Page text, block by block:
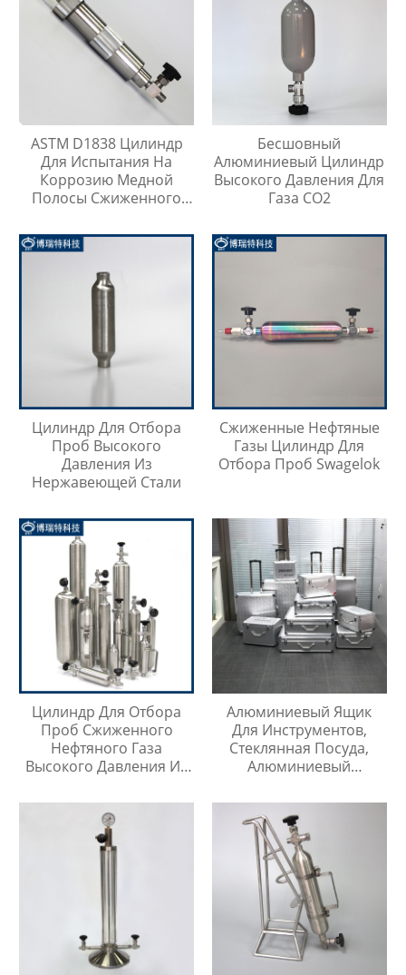
ASTM D1838 Цилиндр
Для Испытания На
Коррозию Медной
Полосы Сжиженного
Бесшовный
Алюминиевый Цилиндр
Высокого Давления Для
Газа CO2
Цилиндр Для Отбора
Проб Высокого
Давления Из
Нержавеющей Стали
Сжиженные Нефтяные
Газы Цилиндр Для
Отбора Проб Swagelok
Цилиндр Для Отбора
Проб Сжиженного
Нефтяного Газа
Высокого Давления Из
316SS
Алюминиевый Ящик
Для Инструментов,
Стеклянная Посуда,
Алюминиевый